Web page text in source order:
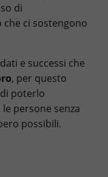
di
ci sostengono
e successi che
, per questo
poterlo
persone senza
possibili.